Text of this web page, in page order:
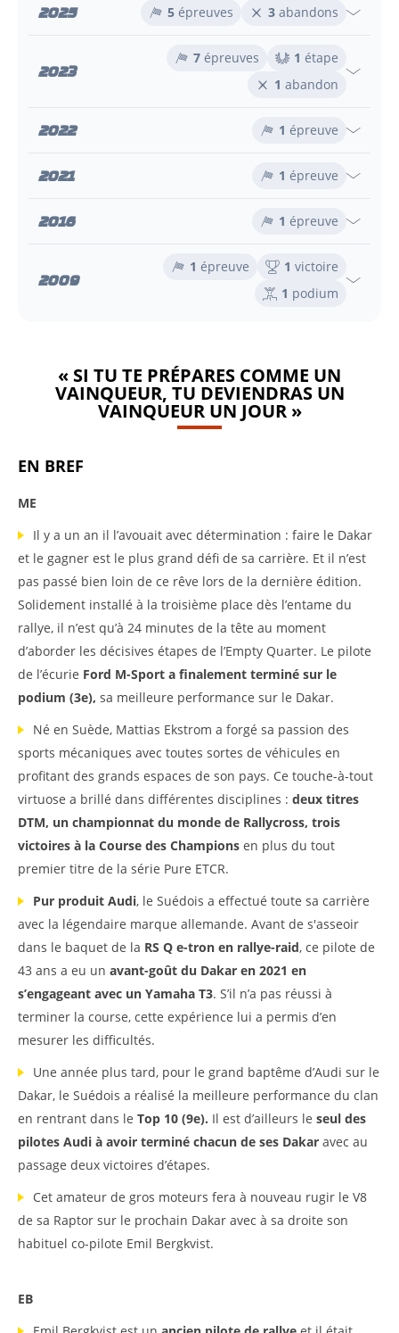
2025 5 épreuves 3 abandons
2023
7 épreuves 1 étape
1 abandon
2022 1 épreuve
2021 1 épreuve
2016 1 épreuve
2009
1 épreuve 1 victoire
1 podium
« SI TU TE PRÉPARES COMME UN
VAINQUEUR, TU DEVIENDRAS UN
VAINQUEUR UN JOUR »
EN BREF
ME
Il y a un an il l’avouait avec détermination : faire le Dakar
et le gagner est le plus grand défi de sa carrière. Et il n’est
pas passé bien loin de ce rêve lors de la dernière édition.
Solidement installé à la troisième place dès l’entame du
rallye, il n’est qu’à 24 minutes de la tête au moment
d’aborder les décisives étapes de l’Empty Quarter. Le pilote
de l’écurie Ford M-Sport a finalement terminé sur le
podium (3e), sa meilleure performance sur le Dakar.
Né en Suède, Mattias Ekstrom a forgé sa passion des
sports mécaniques avec toutes sortes de véhicules en
profitant des grands espaces de son pays. Ce touche-à-tout
virtuose a brillé dans différentes disciplines : deux titres
DTM, un championnat du monde de Rallycross, trois
victoires à la Course des Champions en plus du tout
premier titre de la série Pure ETCR.
Pur produit Audi, le Suédois a effectué toute sa carrière
avec la légendaire marque allemande. Avant de s'asseoir
dans le baquet de la RS Q e-tron en rallye-raid, ce pilote de
43 ans a eu un avant-goût du Dakar en 2021 en
s’engageant avec un Yamaha T3. S’il n’a pas réussi à
terminer la course, cette expérience lui a permis d’en
mesurer les difficultés.
Une année plus tard, pour le grand baptême d’Audi sur le
Dakar, le Suédois a réalisé la meilleure performance du clan
en rentrant dans le Top 10 (9e). Il est d’ailleurs le seul des
pilotes Audi à avoir terminé chacun de ses Dakar avec au
passage deux victoires d’étapes.
Cet amateur de gros moteurs fera à nouveau rugir le V8
de sa Raptor sur le prochain Dakar avec à sa droite son
habituel co-pilote Emil Bergkvist.
EB